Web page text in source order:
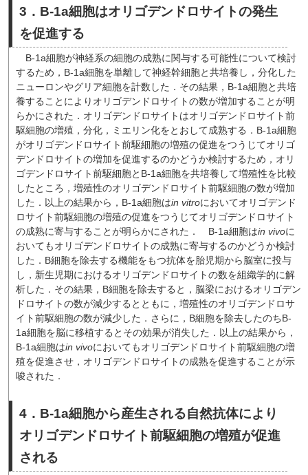
3．B-1a細胞はオリゴデンドロサイトの発生
を促進する
B-1a細胞が神経系の細胞の成熟に関与する可能性について検討
するため，B-1a細胞を単離して神経幹細胞と共培養し，分化した
ニューロンやグリア細胞を計数した．その結果，B-1a細胞と共培
養することによりオリゴデンドロサイトの数が増加することが明
らかにされた．オリゴデンドロサイトはオリゴデンドロサイト前
駆細胞の増殖，分化，ミエリン化をとおして成熟する．B-1a細胞
がオリゴデンドロサイト前駆細胞の増殖の促進をつうじてオリゴ
デンドロサイトの増加を促進するのかどうか検討するため，オリ
ゴデンドロサイト前駆細胞とB-1a細胞を共培養して増殖性を比較
したところ，増殖性のオリゴデンドロサイト前駆細胞の数が増加
した．以上の結果から，B-1a細胞はin vitroにおいてオリゴデンド
ロサイト前駆細胞の増殖の促進をつうじてオリゴデンドロサイト
の成熟に寄与することが明らかにされた．
B-1a細胞はin vivoに
おいてもオリゴデンドロサイトの成熟に寄与するのかどうか検討
した．B細胞を除去する機能をもつ抗体を胎児期から脳室に投与
し，新生児期におけるオリゴデンドロサイトの数を組織学的に解
析した．その結果，B細胞を除去すると，脳梁におけるオリゴデン
ドロサイトの数が減少するとともに，増殖性のオリゴデンドロサ
イト前駆細胞の数が減少した．さらに，B細胞を除去したのちB-
1a細胞を脳に移植するとその効果が消失した．以上の結果から，
B-1a細胞はin vivoにおいてもオリゴデンドロサイト前駆細胞の増
殖を促進させ，オリゴデンドロサイトの成熟を促進することが示
唆された．
4．B-1a細胞から産生される自然抗体により
オリゴデンドロサイト前駆細胞の増殖が促進
される